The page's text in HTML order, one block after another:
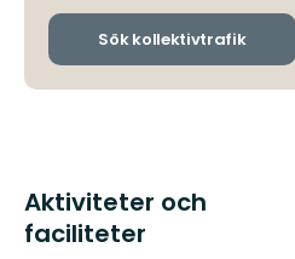
Sök kollektivtrafik
Aktiviteter och
faciliteter